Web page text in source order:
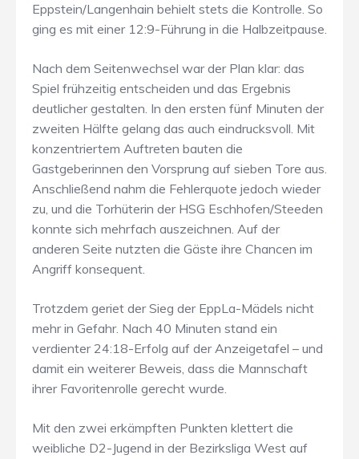
Eppstein/Langenhain behielt stets die Kontrolle. So
ging es mit einer 12:9-Führung in die Halbzeitpause.
Nach dem Seitenwechsel war der Plan klar: das
Spiel frühzeitig entscheiden und das Ergebnis
deutlicher gestalten. In den ersten fünf Minuten der
zweiten Hälfte gelang das auch eindrucksvoll. Mit
konzentriertem Auftreten bauten die
Gastgeberinnen den Vorsprung auf sieben Tore aus.
Anschließend nahm die Fehlerquote jedoch wieder
zu, und die Torhüterin der HSG Eschhofen/Steeden
konnte sich mehrfach auszeichnen. Auf der
anderen Seite nutzten die Gäste ihre Chancen im
Angriff konsequent.
Trotzdem geriet der Sieg der EppLa-Mädels nicht
mehr in Gefahr. Nach 40 Minuten stand ein
verdienter 24:18-Erfolg auf der Anzeigetafel – und
damit ein weiterer Beweis, dass die Mannschaft
ihrer Favoritenrolle gerecht wurde.
Mit den zwei erkämpften Punkten klettert die
weibliche D2-Jugend in der Bezirksliga West auf